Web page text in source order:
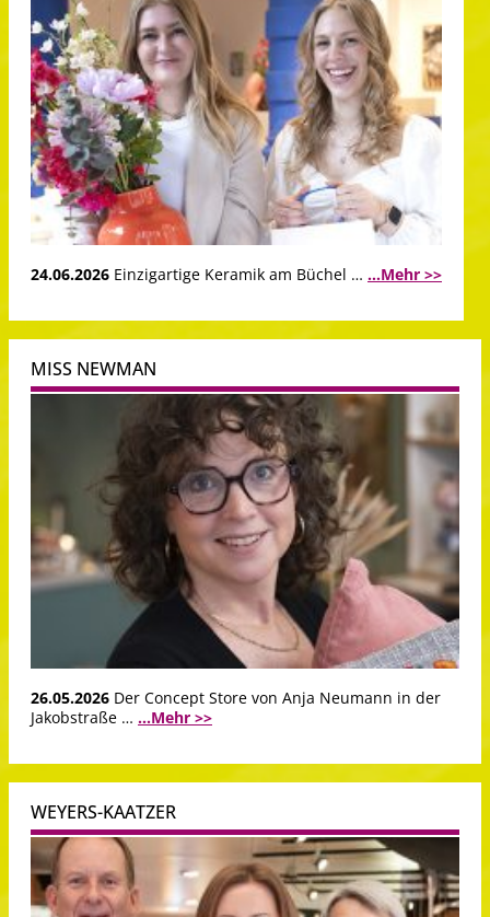
24.06.2026 Einzigartige Keramik am Büchel … ...Mehr >>
MISS NEWMAN
26.05.2026 Der Concept Store von Anja Neumann in der
Jakobstraße … ...Mehr >>
WEYERS-KAATZER